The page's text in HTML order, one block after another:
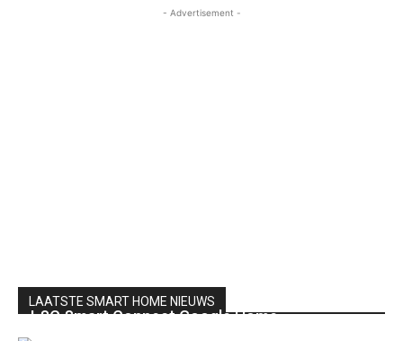
- Advertisement -
LAATSTE SMART HOME NIEUWS
LSC Smart Connect Google Home